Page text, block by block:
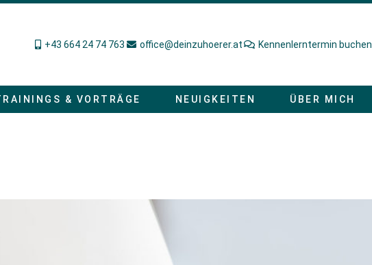
+43 664 24 74 763 office@deinzuhoerer.at Kennenlerntermin buchen
& VORTRÄGE NEUIGKEITEN ÜBER MICH